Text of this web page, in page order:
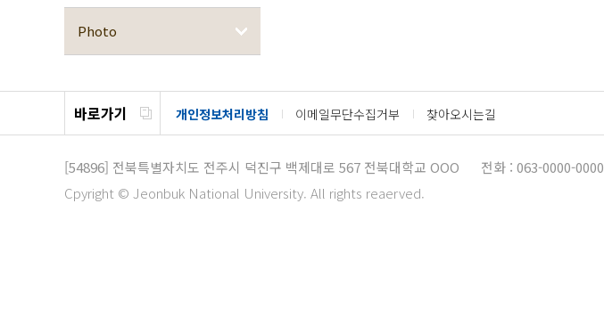
Photo
바로가기 개인정보처리방침 이메일무단수집거부 찾아오시는길
[54896] 전북특별자치도 전주시 덕진구 백제대로 567 전북대학교 OOO 전화 : 063-0000-0000
Cpyright © Jeonbuk National University. All rights reaerved.